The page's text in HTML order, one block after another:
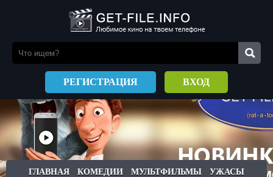
РЕГИСТРАЦИЯ ВХОД
ГЛАВНАЯ КОМЕДИИ МУЛЬТФИЛЬМЫ УЖАСЫ